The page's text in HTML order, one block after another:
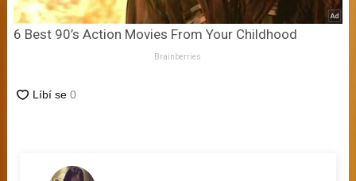
6 Best 90’s Action Movies From Your Childhood
Brainberries